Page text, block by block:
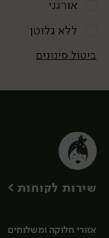
אורגני
ללא גלוטן
ביטול סינונים
שירות לקוחות >
אזורי חלוקה ומשלוחים